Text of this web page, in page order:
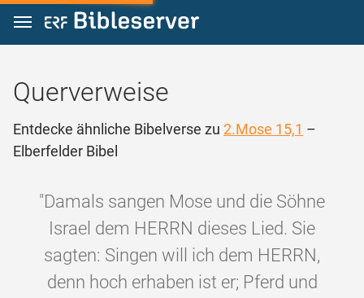
Zum Inhalt springen
Querverweise
Entdecke ähnliche Bibelverse zu 2.Mose 15,1 –
Elberfelder Bibel
"Damals sangen Mose und die Söhne
Israel dem HERRN dieses Lied. Sie
sagten: Singen will ich dem HERRN,
denn hoch erhaben ist er; Pferd und